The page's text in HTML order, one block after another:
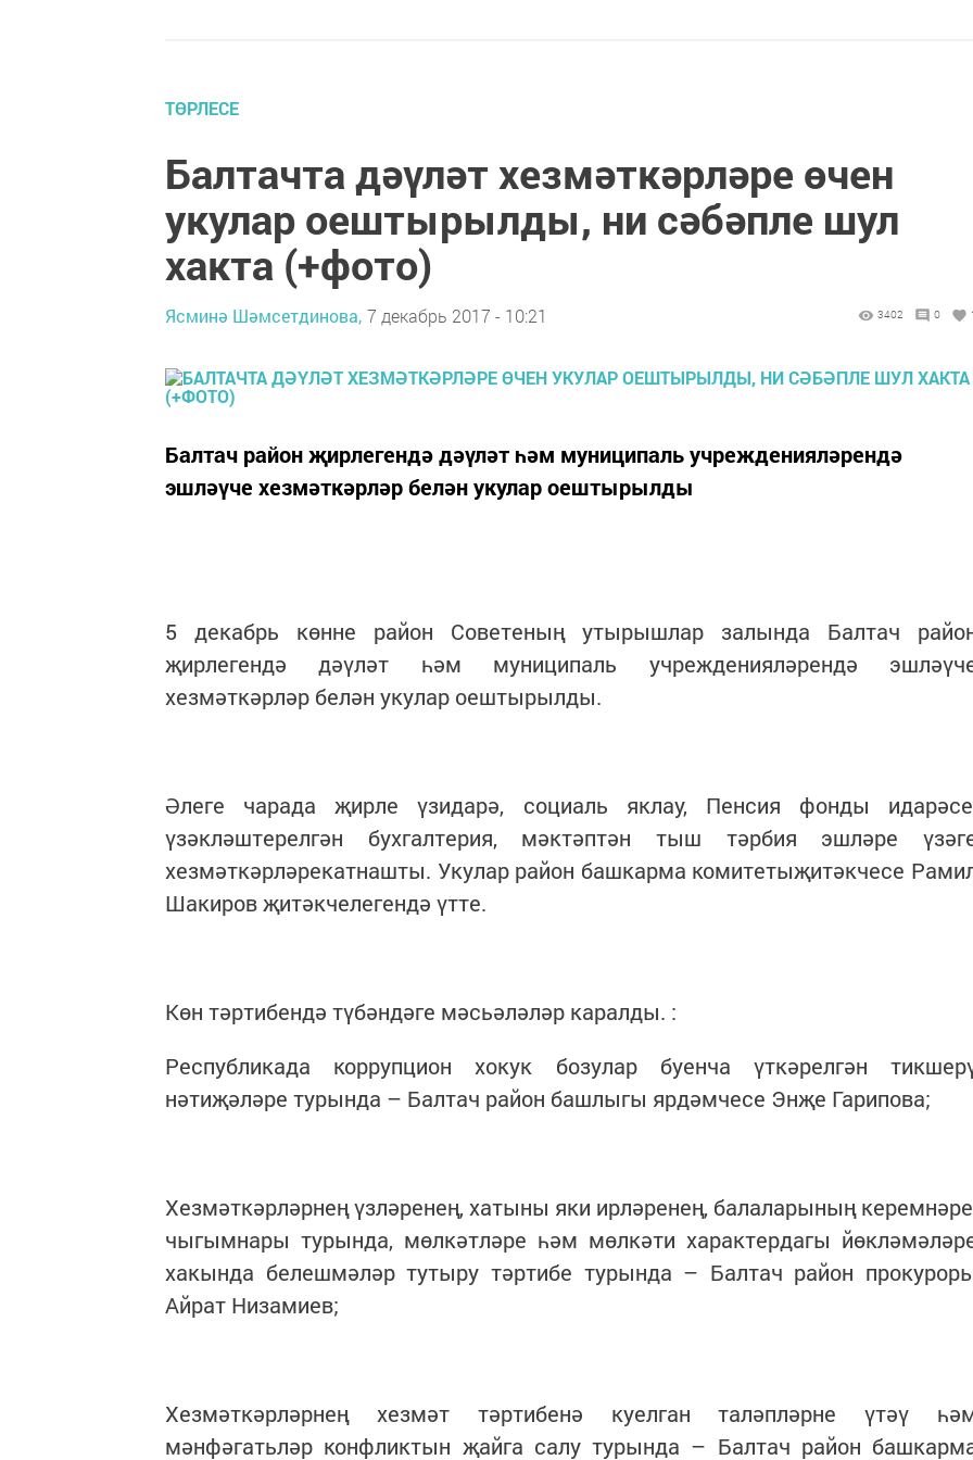
ТӨРЛЕСЕ
Балтачта дәүләт хезмәткәрләре өчен
укулар оештырылды, ни сәбәпле шул
хакта (+фото)
Ясминә Шәмсетдинова, 7 декабрь 2017 - 10:21 3402 0
Балтач район җирлегендә дәүләт һәм муниципаль учрежденияләрендә
эшләүче хезмәткәрләр белән укулар оештырылды
5 декабрь көнне район Советеның утырышлар залында Балтач
җирлегендә дәүләт һәм муниципаль учрежденияләрендә
хезмәткәрләр белән укулар оештырылды.
Әлеге чарада җирле үзидарә, социаль яклау, Пенсия фонды
үзәкләштерелгән бухгалтерия, мәктәптән тыш тәрбия эшләре
хезмәткәрләрекатнашты. Укулар район башкарма комитетыҗитәкчесе
Шакиров җитәкчелегендә үтте.
Көн тәртибендә түбәндәге мәсьәләләр каралды. :
Республикада коррупцион хокук бозулар буенча үткәрелгән
нәтиҗәләре турында – Балтач район башлыгы ярдәмчесе Энҗе Гарипова;
Хезмәткәрләрнең үзләренең, хатыны яки ирләренең, балаларының
чыгымнары турында, мөлкәтләре һәм мөлкәти характердагы
хакында белешмәләр тутыру тәртибе турында – Балтач район
Айрат Низамиев;
Хезмәткәрләрнең хезмәт тәртибенә куелган таләпләрне үтәү
мәнфәгатьләр конфликтын җайга салу турында – Балтач район